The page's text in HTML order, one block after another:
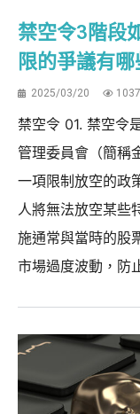
禁空令3階段
限的爭議有哪
2025/03/20
禁空令 01. 禁空令
管理委員會（簡稱
一項限制放空的政
人將無法放空某些
施通常與當時的股
市場過度波動，防